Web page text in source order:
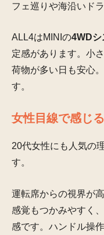
フェ巡りや海沿いド
ALL4はMINIの4WDシ
定感があります。小
荷物が多い日も安心
す。
女性目線で感じ
20代女性にも人気の
す。
運転席からの視界が
感覚もつかみやすく
感です。ハンドル操